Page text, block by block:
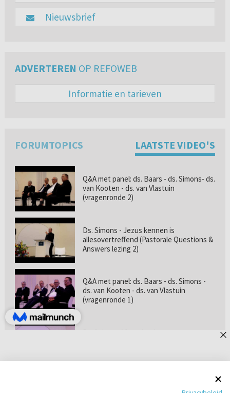
Nieuwsbrief
ADVERTEREN OP REFOWEB
Informatie en tarieven
FORUMTOPICS LAATSTE VIDEO'S
Q&A met panel: ds. Baars - ds. Simons- ds.
van Kooten - ds. van Vlastuin
(vragenronde 2)
Ds. Simons - Jezus kennen is
allesovertreffend (Pastorale Questions &
Answers lezing 2)
Q&A met panel: ds. Baars - ds. Simons -
ds. van Kooten - ds. van Vlastuin
(vragenronde 1)
Prof. dr. van Vlastuin - Is